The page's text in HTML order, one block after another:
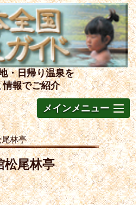
・日帰り温泉を
情報でご紹介
メインメニュー
林亭
松尾林亭